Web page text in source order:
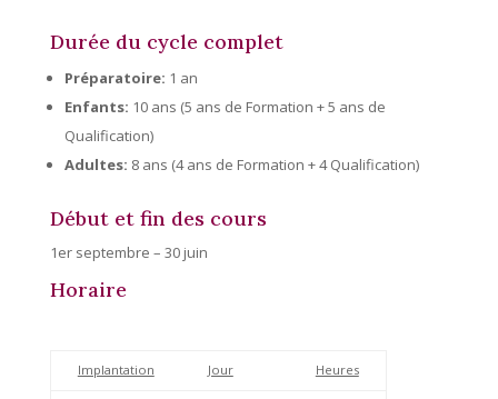
Durée du cycle complet
Préparatoire: 1 an
Enfants: 10 ans (5 ans de Formation + 5 ans de
Qualification)
Adultes: 8 ans (4 ans de Formation + 4 Qualification)
Début et fin des cours
1er septembre – 30 juin
Horaire
Implantation Jour Heures